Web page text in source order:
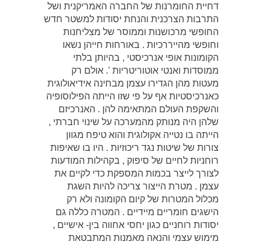
דחיית החומרנות של החברה האמריקנית ושל
התרבות הצרכנית והנחת יסודות למשטר חדש
החופשי מרכושנות וממוסר של מצליחנות
וחופשי מהייררכיות . באורחות חייהן נשאו
הקומונות אופי אנרכיסטי , בהיותן בלתי
ממוסדות ואנטי אוטוריטריות '. אולם רק
מעטות מהן הגדירו עצמן מבחינה אידיאולוגית
כאנרכיסטיות אף על פי שזו הייתה הפילוסופיה
והשקפת העולם המתאימה להן . האנרכיזם
שלהן היה מנותק מהמערכה על שינוי חברתי ,
הייתה בו נטייה אקולוגית והוא טיפח מגוון
צורות של שיטות נגד ריכוזיות . היו בו שאיפות
רוחניות לחיים של סיפוק , בקהילות המודעות
לצורך לייצר בכמות המספקת כדי לקיים את
עצמן . מטרת הייצור צריכה להיות השגת
מכלול המטרות של קיום הקומונה ולא רק
הישגים חומריים מיידיים . המטרה כללה גם
יסודות רוחניים כגון יחסי אחווה בין- אישיים ,
מימוש עצמי והנאה מאמנות המתבטאת